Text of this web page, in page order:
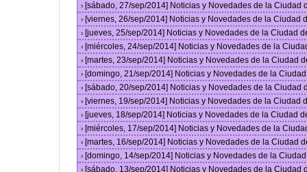
› [sábado, 27/sep/2014] Noticias y Novedades de la Ciudad
› [viernes, 26/sep/2014] Noticias y Novedades de la Ciudad
› [jueves, 25/sep/2014] Noticias y Novedades de la Ciudad
› [miércoles, 24/sep/2014] Noticias y Novedades de la
› [martes, 23/sep/2014] Noticias y Novedades de la Ciudad
› [domingo, 21/sep/2014] Noticias y Novedades de la
› [sábado, 20/sep/2014] Noticias y Novedades de la Ciudad
› [viernes, 19/sep/2014] Noticias y Novedades de la Ciudad
› [jueves, 18/sep/2014] Noticias y Novedades de la Ciudad
› [miércoles, 17/sep/2014] Noticias y Novedades de la
› [martes, 16/sep/2014] Noticias y Novedades de la Ciudad
› [domingo, 14/sep/2014] Noticias y Novedades de la
› [sábado, 13/sep/2014] Noticias y Novedades de la Ciudad